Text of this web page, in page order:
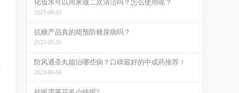
化妆水可以用来做二次清洁吗？怎么使用呢？
2023-06-03
抗糖产品真的能预防糖尿病吗？
2023-05-26
防风通圣丸能治哪些病？口碑最好的中成药推荐！
2023-06-04